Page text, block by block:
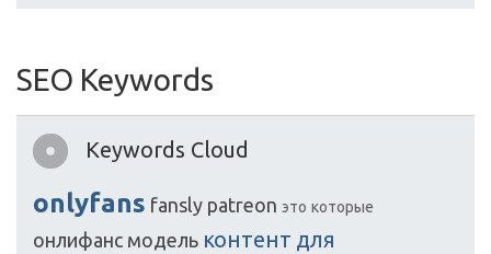
SEO Keywords
Keywords Cloud
onlyfans fansly patreon это которые
онлифанс модель контент для